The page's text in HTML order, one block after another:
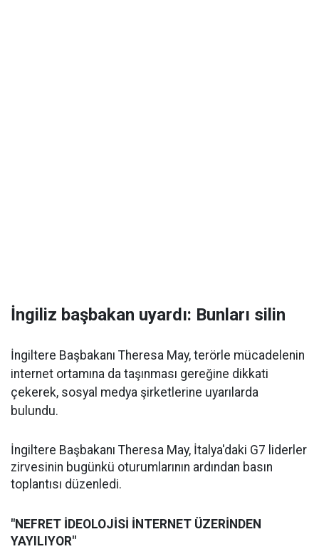
İngiliz başbakan uyardı: Bunları silin
İngiltere Başbakanı Theresa May, terörle mücadelenin
internet ortamına da taşınması gereğine dikkati
çekerek, sosyal medya şirketlerine uyarılarda
bulundu.
İngiltere Başbakanı Theresa May, İtalya'daki G7 liderler
zirvesinin bugünkü oturumlarının ardından basın
toplantısı düzenledi.
"NEFRET İDEOLOJİSİ İNTERNET ÜZERİNDEN
YAYILIYOR"